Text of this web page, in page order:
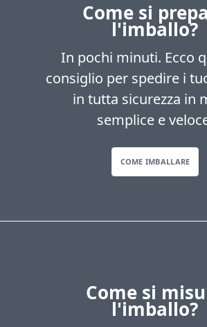
Come si
l'imballo?
In pochi minuti. Ecco
consiglio per spedire i
in tutta sicurezza in
semplice e
COME IMBALLARE
Come si
l'imballo?